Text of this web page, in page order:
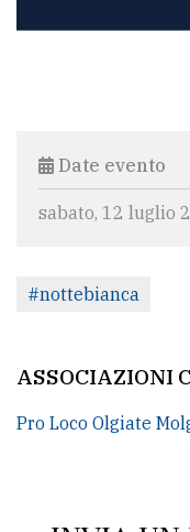
Date evento
sabato, 12 luglio
#nottebianca
ASSOCIAZIONI
Pro Loco Olgiate